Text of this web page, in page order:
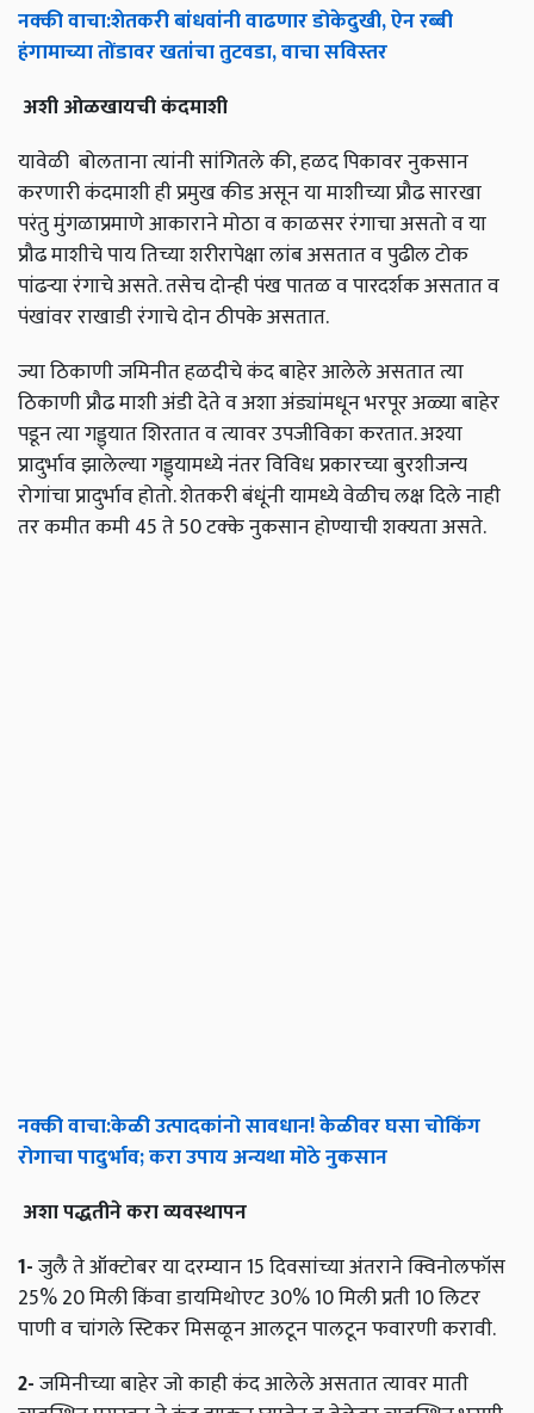
नक्कीवाचा:शेतकरीबांधवांनीवाढणारडोकेदुखी,ऐनरब्बी
हंगामाच्यातोंडावरखतांचातुटवडा,वाचासविस्तर
अशीओळखायचीकंदमाशी
यावेळी बोलताना त्यांनी सांगितले की, हळद पिकावर नुकसान
करणारी कंदमाशी ही प्रमुख कीड असून या माशीच्या प्रौढ सारखा
परंतु मुंगळाप्रमाणे आकाराने मोठा व काळसर रंगाचा असतो व या
प्रौढ माशीचे पाय तिच्या शरीरापेक्षा लांब असतात व पुढील टोक
पांढऱ्या रंगाचे असते. तसेच दोन्ही पंख पातळ व पारदर्शक असतात व
पंखांवर राखाडी रंगाचे दोन ठीपके असतात.
ज्या ठिकाणी जमिनीत हळदीचे कंद बाहेर आलेले असतात त्या
ठिकाणी प्रौढ माशी अंडी देते व अशा अंड्यांमधून भरपूर अळ्या बाहेर
पडून त्या गड्ड्यात शिरतात व त्यावर उपजीविका करतात. अश्या
प्रादुर्भाव झालेल्या गड्ड्यामध्ये नंतर विविध प्रकारच्या बुरशीजन्य
रोगांचा प्रादुर्भाव होतो. शेतकरी बंधूंनी यामध्ये वेळीच लक्ष दिले नाही
तर कमीत कमी 45 ते 50 टक्के नुकसान होण्याची शक्यता असते.
नक्कीवाचा:केळीउत्पादकांनोसावधान!केळीवरघसाचोकिंग
रोगाचापादुर्भाव;कराउपायअन्यथामोठेनुकसान
अशापद्धतीनेकराव्यवस्थापन
1-जुलै ते ऑक्टोबर या दरम्यान 15 दिवसांच्या अंतराने क्विनोलफॉस
25% 20 मिली किंवा डायमिथोएट 30% 10 मिली प्रती 10 लिटर
पाणी व चांगले स्टिकर मिसळून आलटून पालटून फवारणी करावी.
2-जमिनीच्या बाहेर जो काही कंद आलेले असतात त्यावर माती